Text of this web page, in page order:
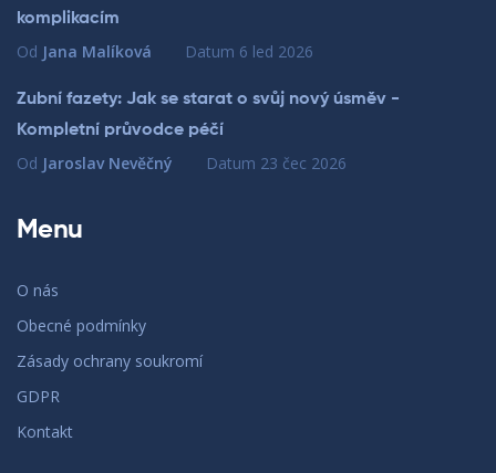
komplikacím
Od Jana Malíková Datum 6 led 2026
Zubní fazety: Jak se starat o svůj nový úsměv -
Kompletní průvodce péčí
Od Jaroslav Nevěčný Datum 23 čec 2026
Menu
O nás
Obecné podmínky
Zásady ochrany soukromí
GDPR
Kontakt